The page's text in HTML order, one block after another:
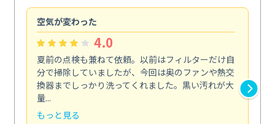
空気が変わった
4.0
夏前の点検も兼ねて依頼。以前はフィルターだけ自
分で掃除していましたが、今回は奥のファンや熱交
換器までしっかり洗ってくれました。黒い汚れが大
量...
もっと見る